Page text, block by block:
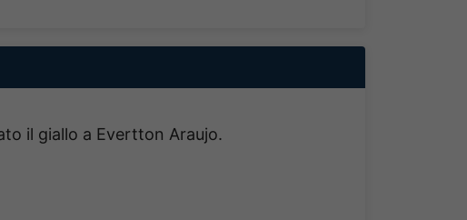
il giallo a Evertton Araujo.